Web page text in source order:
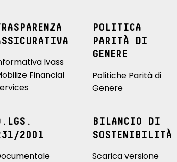
Ivass
Financial
POLITICA
PARITÀ DI
GENERE
Politiche Parità di
Genere
2001
BILANCIO DI
SOSTENIBILITÀ
Scarica versione